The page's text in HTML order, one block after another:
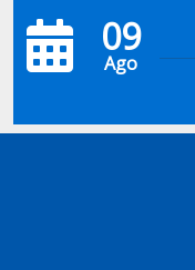
09
Ago